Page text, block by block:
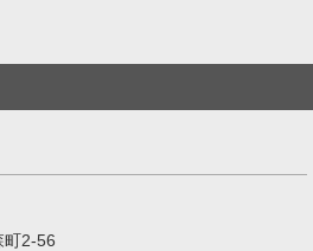
町2-56